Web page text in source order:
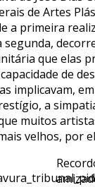
de Artes
a primeira
que elas
de
implicavam,
a
muitos
velhos, por